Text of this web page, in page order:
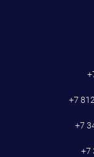
+7
+7
+7